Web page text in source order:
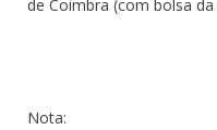
de Coimbra (com bolsa da
Nota: